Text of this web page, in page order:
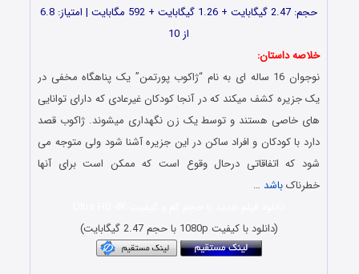
حجم: 2.47 گیگابایت + 1.26 گیگابایت + 592 مگابایت | امتیاز: 6.8
از 10
خلاصه داستان:
نوجوان 16 ساله ای به نام “ژاکوب پورتمن” یک پناهگاه مخفی در
یک جزیره کشف میکند که در آنجا کودکان غیرعادی که دارای توانایی
های خاصی هستند و توسط یک زن نگهداری میشوند. ژاکوب قصد
دارد با کودکان و افراد ساکن در این جزیره آشنا شود ولی متوجه می
شود که اتفاقاتی درحال وقوع است که ممکن است برای آنها
خطرناکباشد …
(دانلود با کیفیت 1080p با حجم 2.47 گیگابایت)